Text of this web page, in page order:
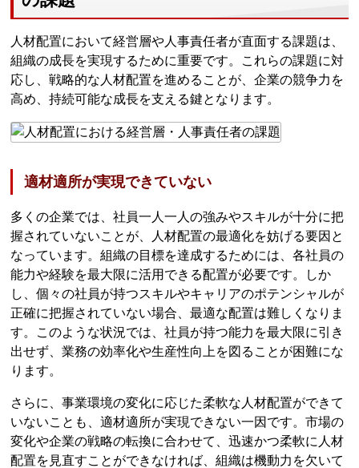
人材配置において経営層や人事責任者が直面する課題は、
組織の成長を実現するために重要です。これらの課題に対
応し、戦略的な人材配置を進めることが、企業の競争力を
高め、持続可能な成長を支える鍵となります。
適材適所が実現できていない
多くの企業では、社員一人一人の強みやスキルが十分に把
握されていないことが、人材配置の最適化を妨げる要因と
なっています。組織の目標を達成するためには、各社員の
能力や経験を最大限に活用できる配置が必要です。しか
し、個々の社員が持つスキルやキャリアのポテンシャルが
正確に把握されていない場合、最適な配置は難しくなりま
す。このような状況では、社員が持つ能力を最大限に引き
出せず、業務の効率化や生産性向上を図ることが困難にな
ります。
さらに、事業環境の変化に応じた柔軟な人材配置ができて
いないことも、適材適所が実現できない一因です。市場の
変化や企業の戦略の転換に合わせて、迅速かつ柔軟に人材
配置を見直すことができなければ、組織は機動力を欠いて